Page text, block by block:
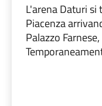
L'arena Daturi
Piacenza
Palazzo